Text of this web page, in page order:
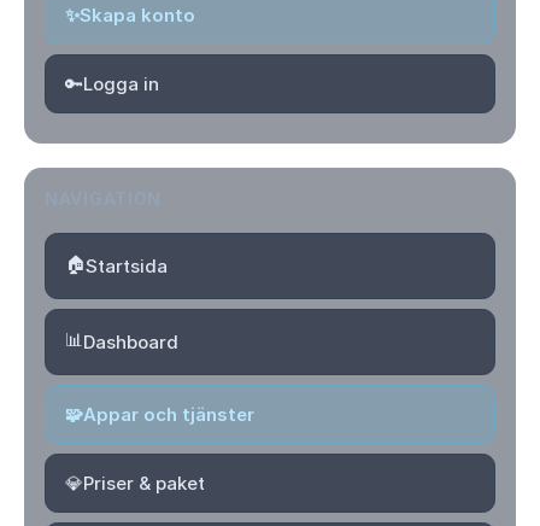
✨Skapa konto
🔑Logga in
🏠Startsida
📊Dashboard
🧩Appar och tjänster
💎Priser & paket